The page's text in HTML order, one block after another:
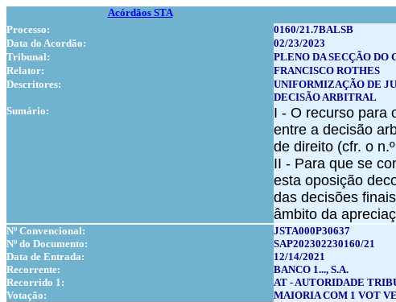
Acórdãos STA
Processo:
0160/21.7BALSB
Data do Acordão:
02/23/2023
Tribunal:
PLENO DA SECÇÃO DO
Relator:
FRANCISCO ROTHES
Descritores:
UNIFORMIZAÇÃO DE
DECISÃO ARBITRAL
Sumário:
I - O recurso para
entre a decisão
de direito (cfr. o
II - Para que se
esta oposição
das decisões
âmbito da
Nº Convencional:
JSTA000P30637
Nº do Documento:
SAP202302230160/21
Data de Entrada:
12/14/2021
Recorrente:
BANCO 1..., S.A.
Recorrido 1:
AT - AUTORIDADE
Votação:
MAIORIA COM 1 VOT